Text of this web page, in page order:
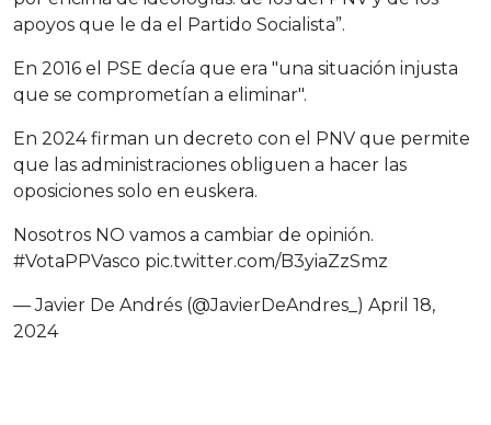
apoyos que le da el Partido Socialista”.
En 2016 el PSE decía que era "una situación injusta
que se comprometían a eliminar".
En 2024 firman un decreto con el PNV que permite
que las administraciones obliguen a hacer las
oposiciones solo en euskera.
Nosotros NO vamos a cambiar de opinión.
#VotaPPVasco pic.twitter.com/B3yiaZzSmz
— Javier De Andrés (@JavierDeAndres_) April 18,
2024